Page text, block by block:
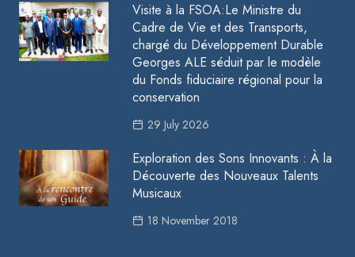
Visite à la FSOA:Le Ministre du
Cadre de Vie et des Transports,
chargé du Développement Durable
Georges ALE séduit par le modèle
du Fonds fiduciaire régional pour la
conservation
29 July 2026
Exploration des Sons Innovants : À la
Découverte des Nouveaux Talents
Musicaux
18 November 2018